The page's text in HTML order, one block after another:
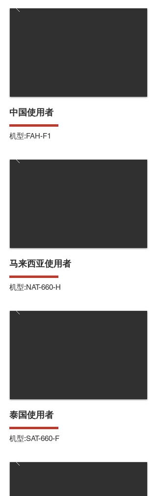
中国使用者
机型:FAH-F1
马来西亚使用者
机型:NAT-660-H
泰国使用者
机型:SAT-660-F